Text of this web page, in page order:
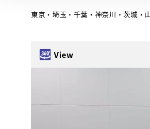
東京・埼玉・千葉・神奈川・茨城・
View